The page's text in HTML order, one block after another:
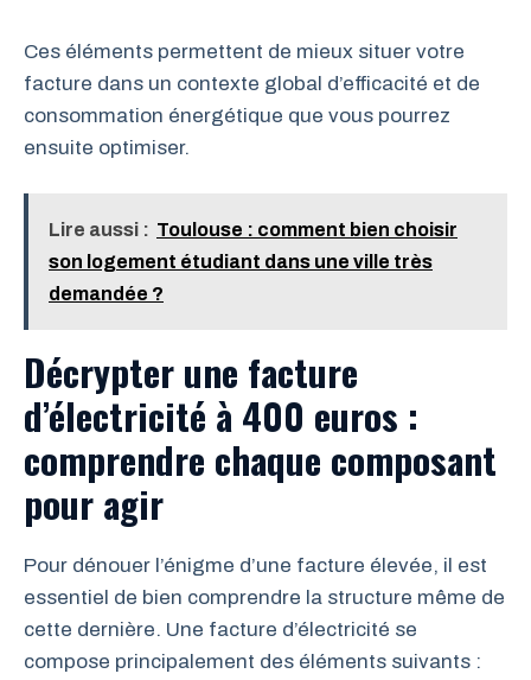
Ces éléments permettent de mieux situer votre
facture dans un contexte global d’efficacité et de
consommation énergétique que vous pourrez
ensuite optimiser.
Lire aussi : Toulouse : comment bien choisir
son logement étudiant dans une ville très
demandée ?
Décrypter une facture
d’électricité à 400 euros :
comprendre chaque composant
pour agir
Pour dénouer l’énigme d’une facture élevée, il est
essentiel de bien comprendre la structure même de
cette dernière. Une facture d’électricité se
compose principalement des éléments suivants :